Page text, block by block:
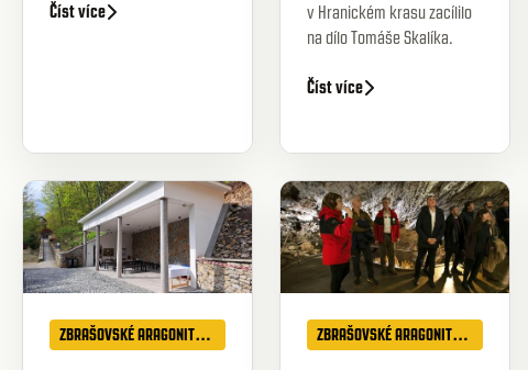
Číst více
v Hranickém krasu zacílilo
na dílo Tomáše Skalíka.
Číst více
ZBRAŠOVSKÉ ARAGONITOVÉ JESKYNĚ ZBRAŠOVSKÉ ARAGONITOVÉ JESKYNĚ